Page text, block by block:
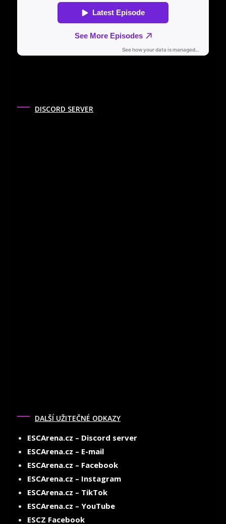
DISCORD SERVER
DALŠÍ UŽITEČNÉ ODKAZY
ESCArena.cz – Discord server
ESCArena.cz – E-mail
ESCArena.cz – Facebook
ESCArena.cz – Instagram
ESCArena.cz – TikTok
ESCArena.cz – YouTube
ESCZ Facebook